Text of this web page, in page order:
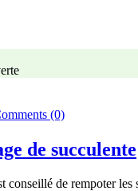
(0)
de succulente
conseillé de rempoter